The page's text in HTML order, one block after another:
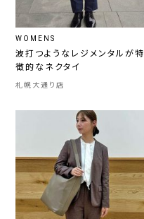
WOMENS
波打つようなレジメンタルが特
徴的なネクタイ
札幌大通り店